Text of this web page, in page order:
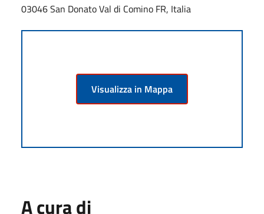
03046 San Donato Val di Comino FR, Italia
Visualizza in Mappa
A cura di